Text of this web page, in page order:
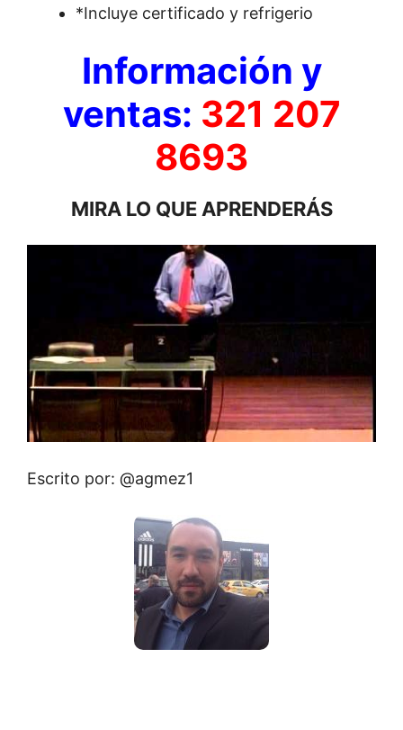
*Incluye certificado y refrigerio
Información y
ventas: 321 207
8693
MIRA LO QUE APRENDERÁS
Escrito por: @agmez1